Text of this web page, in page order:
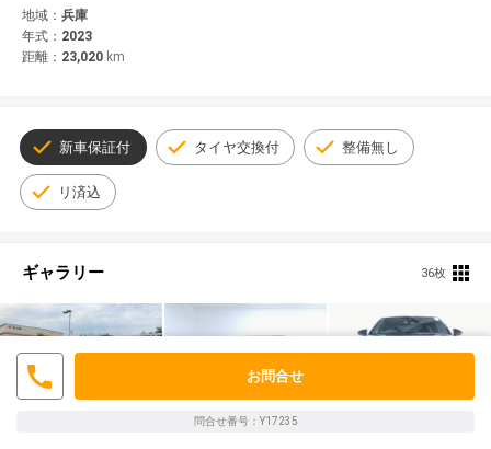
地域： 兵庫
年式： 2023
距離： 23,020 km
新車保証付 タイヤ交換付 整備無し
リ済込
ギャラリー 36枚
お問合せ
問合せ番号：Y17235